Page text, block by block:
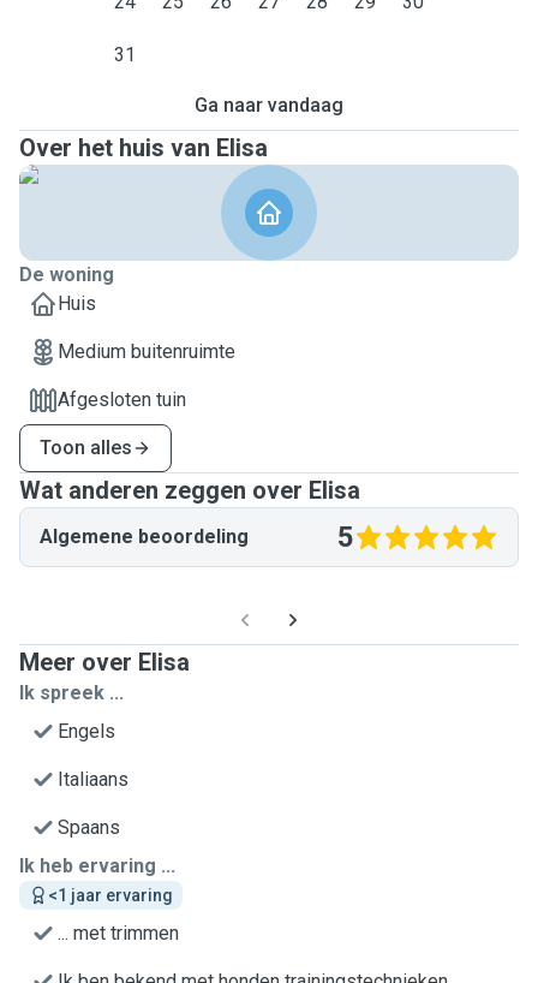
31
Ga naar vandaag
Over het huis van Elisa
De woning
Huis
Medium buitenruimte
Afgesloten tuin
Toon alles
Wat anderen zeggen over Elisa
Algemene beoordeling 5
Meer over Elisa
Ik spreek ...
Engels
Italiaans
Spaans
Ik heb ervaring ...
<1 jaar ervaring
... met trimmen